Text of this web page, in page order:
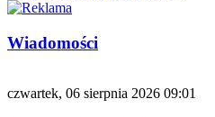
Wiadomości
czwartek, 06 sierpnia 2026 09:01